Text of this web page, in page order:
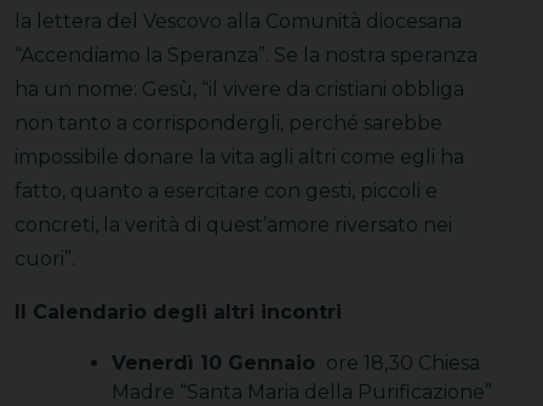
la lettera del Vescovo alla Comunità diocesana
“Accendiamo la Speranza”. Se la nostra speranza
ha un nome: Gesù, “il vivere da cristiani obbliga
non tanto a corrispondergli, perché sarebbe
impossibile donare la vita agli altri come egli ha
fatto, quanto a esercitare con gesti, piccoli e
concreti, la verità di quest’amore riversato nei
cuori”.
Il Calendario degli altri incontri
Venerdì 10 Gennaio ore 18,30 Chiesa
Madre “Santa Maria della Purificazione”